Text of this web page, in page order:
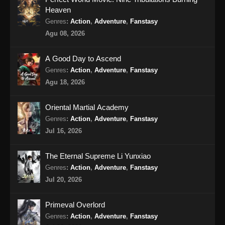
Against the Sky Supreme Episode 328
Subtitle Indonesia
328 Subtitle Indonesia - Agustus 16, 2024
Against the Sky Supreme Episode 329
Eps 329 - Against the Sky Supreme Episode
329 Subtitle Indonesia - Agustus 19, 2024
Eps 330 - Against the Sky Supreme Episode
330 Subtitle Indonesia - Agustus 23, 2024
Subtitle Indonesia
Eps 331 - Against the Sky Supreme Episode
Heaven
Genres: Action, Adventure, Fanstasy
Agu 08, 2026
A Good Day to Ascend
Genres: Action, Adventure, Fanstasy
Agu 18, 2026
Oriental Martial Academy
Genres: Action, Adventure, Fanstasy
Jul 16, 2026
The Eternal Supreme Li Yunxiao
Genres: Action, Adventure, Fanstasy
Jul 20, 2026
Primeval Overlord
Genres: Action, Adventure, Fanstasy